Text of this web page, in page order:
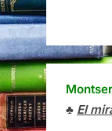
♣ El